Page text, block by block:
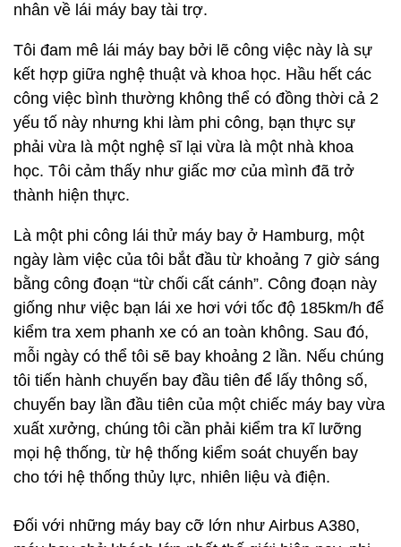
nhân về lái máy bay tài trợ.
Tôi đam mê lái máy bay bởi lẽ công việc này là sự
kết hợp giữa nghệ thuật và khoa học. Hầu hết các
công việc bình thường không thể có đồng thời cả 2
yếu tố này nhưng khi làm phi công, bạn thực sự
phải vừa là một nghệ sĩ lại vừa là một nhà khoa
học. Tôi cảm thấy như giấc mơ của mình đã trở
thành hiện thực.
Là một phi công lái thử máy bay ở Hamburg, một
ngày làm việc của tôi bắt đầu từ khoảng 7 giờ sáng
bằng công đoạn “từ chối cất cánh”. Công đoạn này
giống như việc bạn lái xe hơi với tốc độ 185km/h để
kiểm tra xem phanh xe có an toàn không. Sau đó,
mỗi ngày có thể tôi sẽ bay khoảng 2 lần. Nếu chúng
tôi tiến hành chuyến bay đầu tiên để lấy thông số,
chuyến bay lần đầu tiên của một chiếc máy bay vừa
xuất xưởng, chúng tôi cần phải kiểm tra kĩ lưỡng
mọi hệ thống, từ hệ thống kiểm soát chuyến bay
cho tới hệ thống thủy lực, nhiên liệu và điện.
Đối với những máy bay cỡ lớn như Airbus A380,